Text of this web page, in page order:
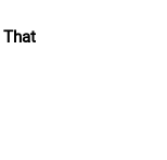
That